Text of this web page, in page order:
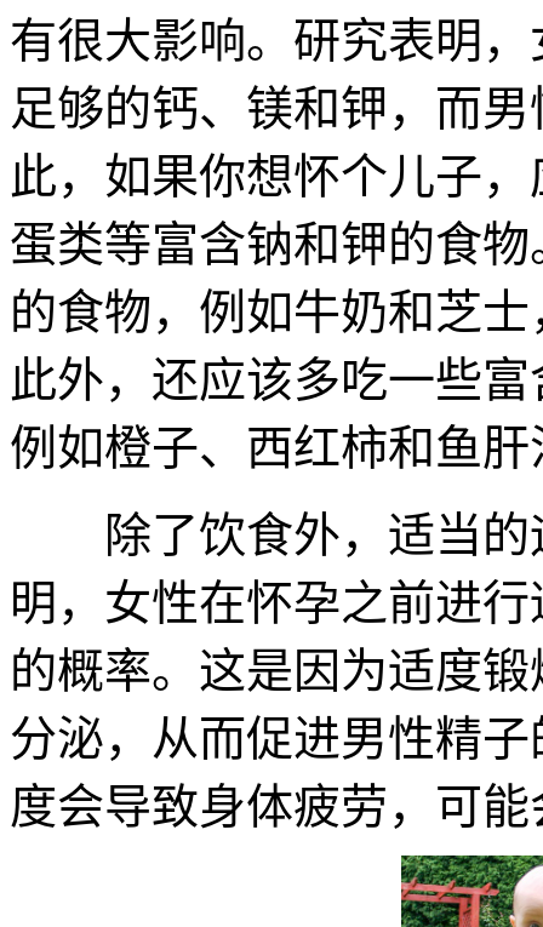
有很大影响。研究表明
足够的钙、镁和钾，而
此，如果你想怀个儿子
蛋类等富含钠和钾的食
的食物，例如牛奶和芝
此外，还应该多吃一些
例如橙子、西红柿和鱼肝
除了饮食外，适当的
明，女性在怀孕之前进
的概率。这是因为适度
分泌，从而促进男性精
度会导致身体疲劳，可